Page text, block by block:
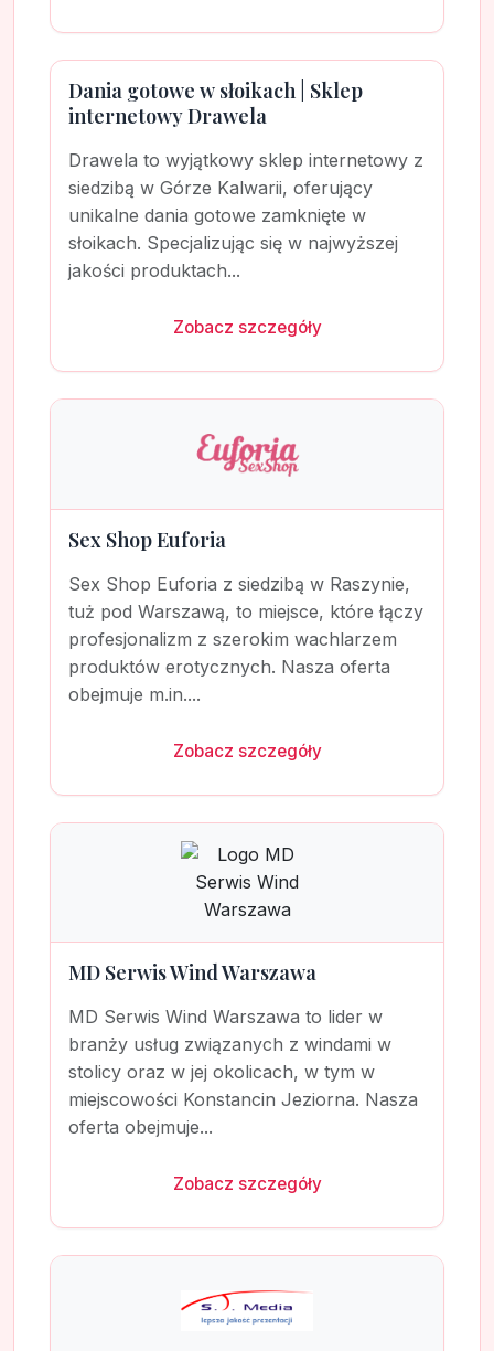
Dania gotowe w słoikach | Sklep
internetowy Drawela
Drawela to wyjątkowy sklep internetowy z
siedzibą w Górze Kalwarii, oferujący
unikalne dania gotowe zamknięte w
słoikach. Specjalizując się w najwyższej
jakości produktach...
Zobacz szczegóły
Sex Shop Euforia
Sex Shop Euforia z siedzibą w Raszynie,
tuż pod Warszawą, to miejsce, które łączy
profesjonalizm z szerokim wachlarzem
produktów erotycznych. Nasza oferta
obejmuje m.in....
Zobacz szczegóły
MD Serwis Wind Warszawa
MD Serwis Wind Warszawa to lider w
branży usług związanych z windami w
stolicy oraz w jej okolicach, w tym w
miejscowości Konstancin Jeziorna. Nasza
oferta obejmuje...
Zobacz szczegóły